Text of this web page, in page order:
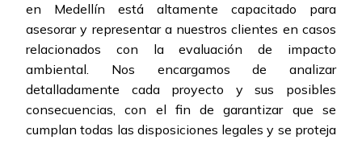
en Medellín está altamente capacitado para
asesorar y representar a nuestros clientes en casos
relacionados con la evaluación de impacto
ambiental. Nos encargamos de analizar
detalladamente cada proyecto y sus posibles
consecuencias, con el fin de garantizar que se
cumplan todas las disposiciones legales y se proteja